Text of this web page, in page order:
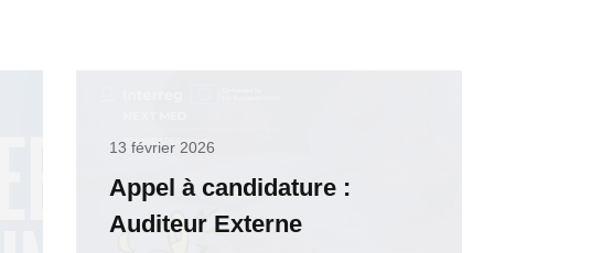
13 février 2026
Appel à candidature :
Auditeur Externe